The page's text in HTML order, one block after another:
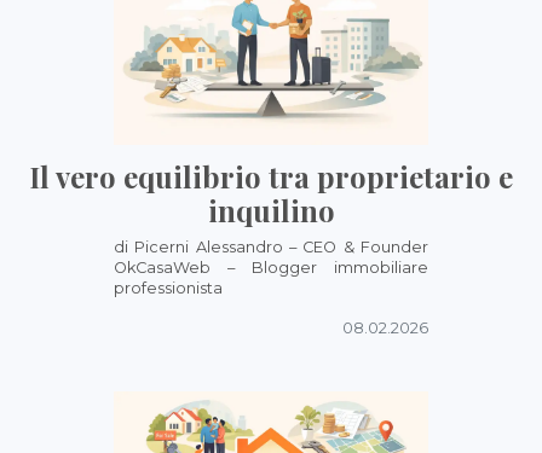
Il vero equilibrio tra proprietario e
inquilino
di Picerni Alessandro – CEO & Founder
OkCasaWeb – Blogger immobiliare
professionista
08.02.2026